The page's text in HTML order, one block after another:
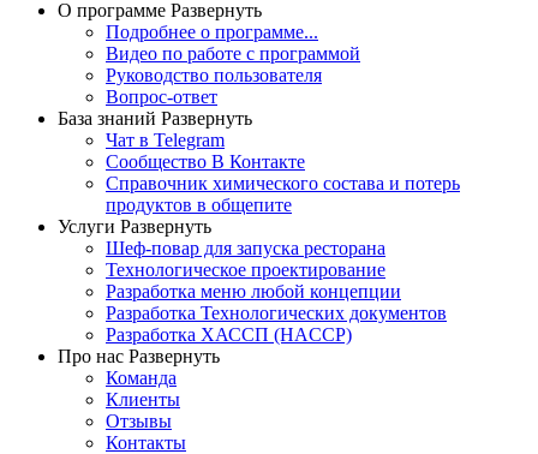
О программе Развернуть
Подробнее о программе...
Видео по работе с программой
Руководство пользователя
Вопрос-ответ
База знаний Развернуть
Чат в Telegram
Сообщество В Контакте
Справочник химического состава и потерь
продуктов в общепите
Услуги Развернуть
Шеф-повар для запуска ресторана
Технологическое проектирование
Разработка меню любой концепции
Разработка Технологических документов
Разработка ХАССП (HACCP)
Про нас Развернуть
Команда
Клиенты
Отзывы
Контакты